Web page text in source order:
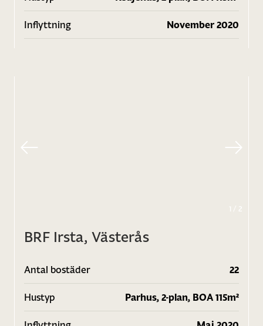
Inflyttning November 2020
1 / 2
BRF Irsta, Västerås
Antal bostäder 22
Hustyp Parhus, 2-plan, BOA 115m²